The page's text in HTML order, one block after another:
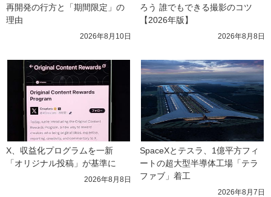
再開発の行方と「期間限定」の
理由
2026年8月10日
ろう 誰でもできる撮影のコツ
【2026年版】
2026年8月8日
X、収益化プログラムを一新
「オリジナル投稿」が基準に
2026年8月8日
SpaceXとテスラ、1億平方フィ
ートの超大型半導体工場「テラ
ファブ」着工
2026年8月7日